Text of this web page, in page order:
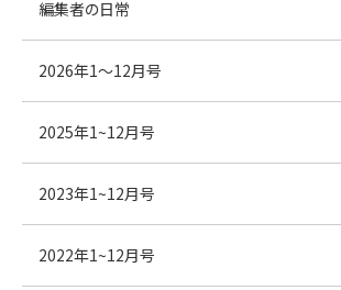
編集者の日常
2026年1〜12月号
2025年1~12月号
2023年1~12月号
2022年1~12月号